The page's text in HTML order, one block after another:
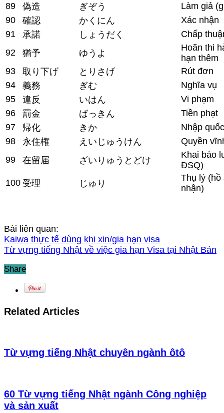
89
偽造 ぎぞう
Làm giả
90
確認 かくにん
Xác nhận
91
承諾 しょうだく
Chấp
92
猶予 ゆうよ
Hoãn thi
hạn thêm
93
取り下げ とりさげ
Rút đơn
94
義務 ぎむ
Nghĩa vụ
95
違反 いはん
Vi phạm
96
罰金 ばっきん
Tiền phạt
97
帰化 きか
Nhập
98
永住権 えいじゅうけん
Quyền
99
在留届 ざいりゅうとどけ
Khai báo
ĐSQ)
100 受理 じゅり
Thụ lý
nhận)
Bài liên quan:
Kaiwa thực tế dùng khi xin/gia hạn visa
Từ vựng tiếng Nhật về việc gia hạn Visa tại Nhật Bản
Share
Related Articles
Từ vựng tiếng Nhật chuyên ngành ôtô
60 Từ vựng tiếng Nhật ngành Công nghiệp
và sản xuất